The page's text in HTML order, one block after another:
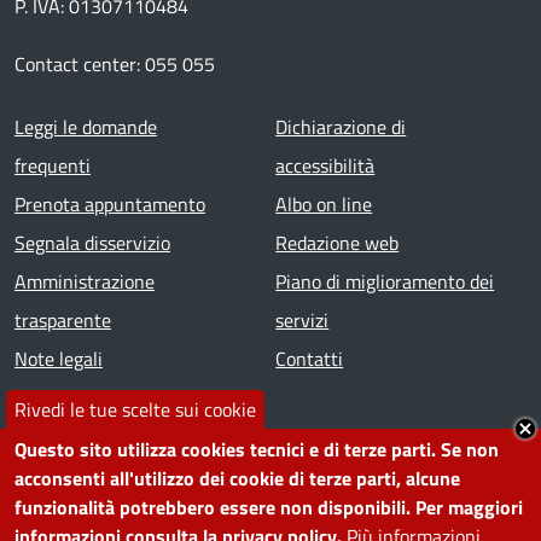
Rivedi le tue scelte sui cookie
Questo sito utilizza cookies tecnici e di terze parti. Se non
acconsenti all'utilizzo dei cookie di terze parti, alcune
funzionalità potrebbero essere non disponibili. Per maggiori
P. IVA: 01307110484
Contact center: 055 055
Footer menu
Leggi le domande
frequenti
Prenota appuntamento
Segnala disservizio
Amministrazione
trasparente
Note legali
Dichiarazione di
accessibilità
Albo on line
Redazione web
Piano di miglioramento dei
servizi
Contatti
SEGUICI SU
Facebook
Instagram
YouTube
Telegram
WhatsApp
TwitterLinkedin